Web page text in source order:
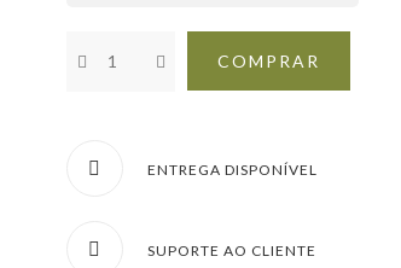
COMPRAR
ENTREGA DISPONÍVEL
SUPORTE AO CLIENTE